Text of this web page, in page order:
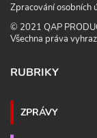
Zpracování osobních
© 2021 QAP
Všechna práva
RUBRIKY
ZPRÁVY